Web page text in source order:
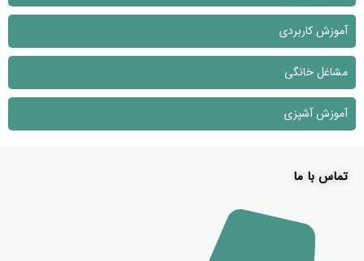
آموزش کاربردی
مشاغل خانگی
آموزش آشپزی
تماس با ما